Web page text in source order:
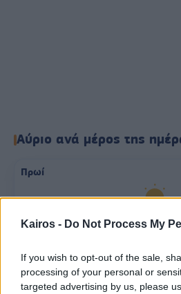
Kairos - Do Not Process My
If you wish to opt-out of the sale,
processing of your personal or
targeted advertising by us, please
Αύριο ανά μέρος της
Πρωί
28°
Άνεμος5 bfΒόρειος
Αισθητή 27° / 29°